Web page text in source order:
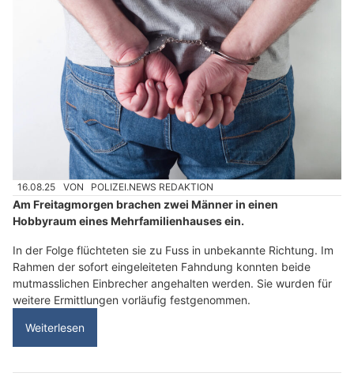
16.08.25 VON POLIZEI.NEWS REDAKTION
Am Freitagmorgen brachen zwei Männer in einen
Hobbyraum eines Mehrfamilienhauses ein.
In der Folge flüchteten sie zu Fuss in unbekannte Richtung. Im
Rahmen der sofort eingeleiteten Fahndung konnten beide
mutmasslichen Einbrecher angehalten werden. Sie wurden für
weitere Ermittlungen vorläufig festgenommen.
Weiterlesen